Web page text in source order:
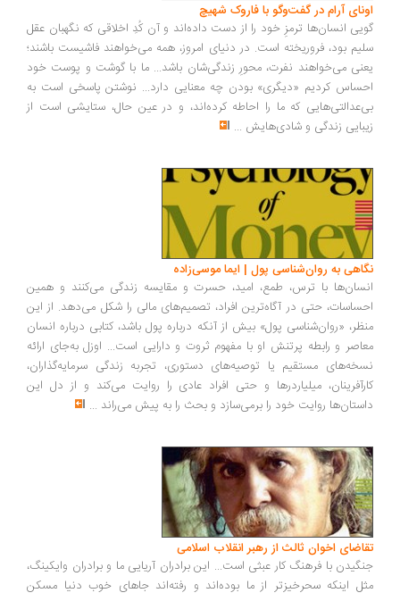
آرام در گفت‌وگو با فاروک شهیچ‭
انسان‌ها ترمزِ خود را از دست داده‌اند و آن کُدِ اخلاقی که نگهبان عقل
بود، فروریخته است. در دنیای امروز، همه می‌خواهند فاشیست باشند؛
می‌خواهند نفرت، محورِ زندگی‌شان باشد... ما با گوشت و پوست خود
کردیم «دیگری» بودن چه معنایی دارد... نوشتن پاسخی است به
که ما را احاطه کرده‌اند، و در عین حال، ستایشی است از
زندگی و شادی‌هایش...
به روان‌شناسی پول | ایما موسی‌زاده
با ترس، طمع، امید، حسرت و مقایسه زندگی می‌کنند و همین
حتی در آگاه‌ترین افراد، تصمیم‌های مالی را شکل می‌دهد. از این
«روان‌شناسی پول» بیش از آنکه درباره پول باشد، کتابی درباره انسان
و رابطه پرتنش او با مفهوم ثروت و دارایی است... اوزل به‌جای ارائه
مستقیم یا توصیه‌های دستوری، تجربه زندگی سرمایه‌گذاران،
میلیاردرها و حتی افراد عادی را روایت می‌کند و از دل این
روایت خود را برمی‌سازد و بحث را به پیش می‌راند ...
اخوان ثالث از رهبر انقلاب اسلامی
با فرهنگ کار عبثی است... این برادران آریایی ما و برادران وایکینگ،
اینکه سحرخیزتر از ما بوده‌اند و رفته‌اند جاهای خوب دنیا مسکن